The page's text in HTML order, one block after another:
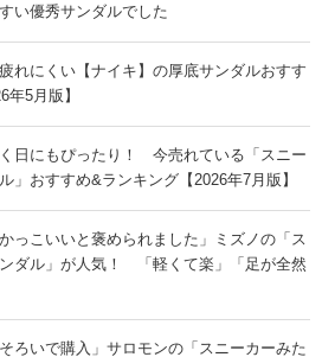
い優秀サンダルでした
れにくい【ナイキ】の厚底サンダルおすす
年5月版】
日にもぴったり！ 今売れている「スニー
」おすすめ&ランキング【2026年7月版】
かっこいいと褒められました」ミズノの「ス
ダル」が人気！ 「軽くて楽」「足が全然
そろいで購入」サロモンの「スニーカーみた